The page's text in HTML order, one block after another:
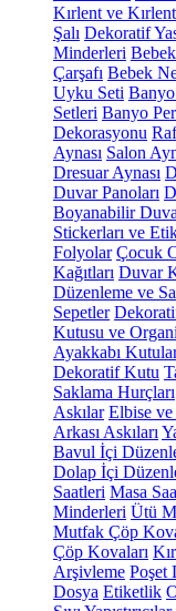
Kırlent ve Kırlent
Şalı Dekoratif
Minderleri
Çarşafı Bebek
Uyku Seti
Setleri Banyo
Dekorasyonu Raf
Aynası Salon
Dresuar Aynası
Duvar Panoları
Boyanabilir
Stickerları ve
Folyolar Çocuk
Kağıtları Duvar
Düzenleme ve
Sepetler
Kutusu ve
Ayakkabı
Dekoratif Kutu
Saklama Hurçları
Askılar Elbise ve
Arkası Askıları
Bavul İçi
Dolap İçi
Saatleri Masa
Minderleri Ütü
Mutfak Çöp
Çöp Kovaları
Arşivleme Poşet
Dosya Etiketlik